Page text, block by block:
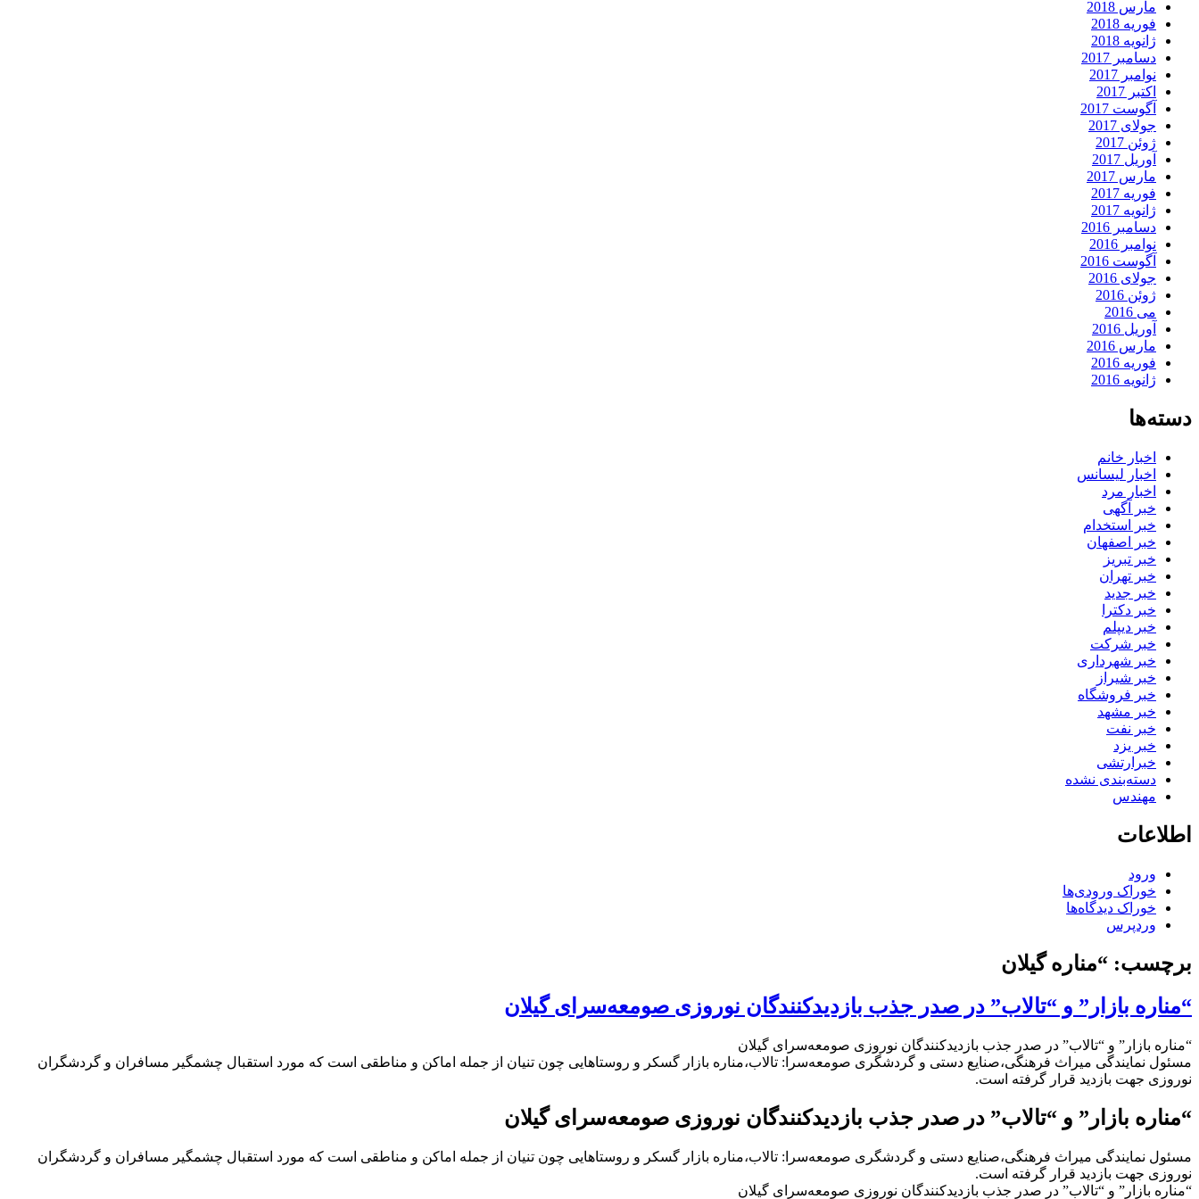
مارس 2018
فوریه 2018
ژانویه 2018
دسامبر 2017
نوامبر 2017
اکتبر 2017
آگوست 2017
جولای 2017
ژوئن 2017
آوریل 2017
مارس 2017
فوریه 2017
ژانویه 2017
دسامبر 2016
نوامبر 2016
آگوست 2016
جولای 2016
ژوئن 2016
می 2016
آوریل 2016
مارس 2016
فوریه 2016
ژانویه 2016
دسته‌ها
اخبار خانم
اخبار لیسانس
اخبار مرد
خبر آگهی
خبر استخدام
خبر اصفهان
خبر تبریز
خبر تهران
خبر جدید
خبر دکترا
خبر دیپلم
خبر شرکت
خبر شهرداری
خبر شیراز
خبر فروشگاه
خبر مشهد
خبر نفت
خبر یزد
خبرارتشی
دسته‌بندی نشده
مهندس
اطلاعات
ورود
خوراک ورودی‌ها
خوراک دیدگاه‌ها
وردپرس
برچسب: “مناره گیلان
“مناره بازار” و “تالاب” در صدر جذب بازدیدکنندگان نوروزی صومعه‌سرای گیلان
“مناره بازار” و “تالاب” در صدر جذب بازدیدکنندگان نوروزی صومعه‌سرای گیلان
مسئول نمایندگی میراث فرهنگی،صنایع دستی و گردشگری صومعه‌سرا: تالاب،مناره بازار گسکر و روستاهایی چون تنیان از جمله اماکن و مناطقی است که مورد استقبال چشمگیر مسافران و گردشگران
نوروزی جهت بازدید قرار گرفته است.
“مناره بازار” و “تالاب” در صدر جذب بازدیدکنندگان نوروزی صومعه‌سرای گیلان
مسئول نمایندگی میراث فرهنگی،صنایع دستی و گردشگری صومعه‌سرا: تالاب،مناره بازار گسکر و روستاهایی چون تنیان از جمله اماکن و مناطقی است که مورد استقبال چشمگیر مسافران و گردشگران
نوروزی جهت بازدید قرار گرفته است.
“مناره بازار” و “تالاب” در صدر جذب بازدیدکنندگان نوروزی صومعه‌سرای گیلان